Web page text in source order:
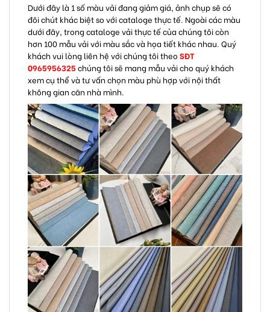
Dưới đây là 1 số màu vải đang giảm giá, ảnh chụp sẽ có
đôi chút khác biệt so với cataloge thực tế. Ngoài các màu
dưới đây, trong cataloge vải thực tế của chúng tôi còn
hơn 100 mẫu vải với màu sắc và họa tiết khác nhau. Quý
khách vui lòng liên hệ với chúng tôi theo SĐT
0965956325chúng tôi sẽ mang mẫu vải cho quý khách
xem cụ thể và tư vấn chọn màu phù hợp với nội thất
không gian căn nhà mình.